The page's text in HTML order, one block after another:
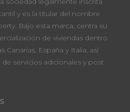
y es la titular del nombre
Bajo esta marca, centra su
de viviendas dentro
Canarias, España y Italia, así
servicios adicionales y post